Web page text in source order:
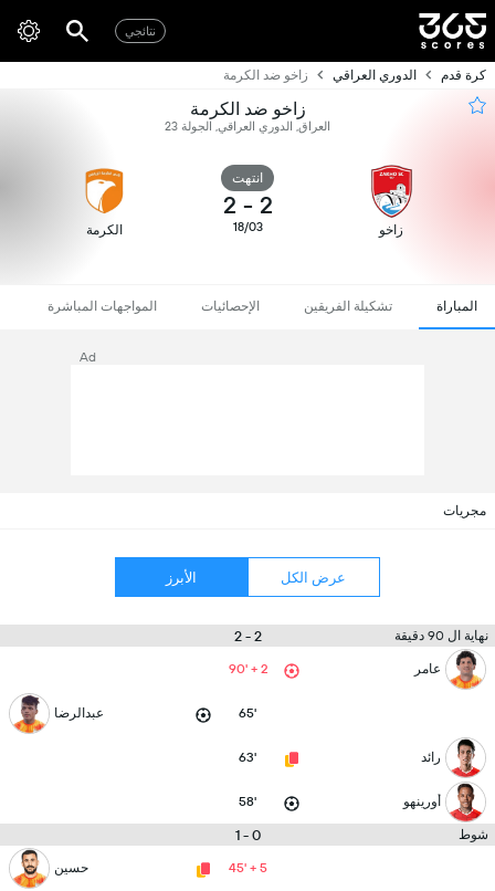
نتائجي
كرة قدم الدوري العراقي زاخو ضد الكرمة
زاخو ضد الكرمة
العراق, الدوري العراقي, الجولة 23
زاخو
انتهت
2
-
2
18/03 الكرمة
المباراة تشكيلة الفريقين الإحصائيات المواجهات المباشرة
Ad
مجريات
عرض الكل الأبرز
نهاية ال 90 دقيقة 2 - 2
عامر 90' + 2
65' عبدالرضا
رائد 63'
أورينهو 58'
شوط 0 - 1
45' + 5 حسين